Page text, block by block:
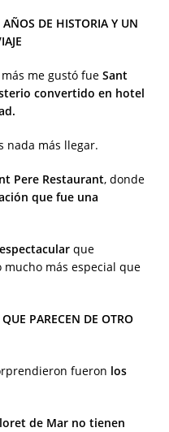
DE HISTORIA Y UN
me gustó fue Sant
convertido en hotel
nada más llegar.
Pere Restaurant, donde
que fue una
que
más especial que
PARECEN DE OTRO
fueron los
de Mar no tienen